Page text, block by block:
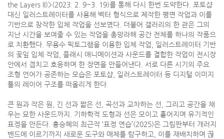
the Layers II)>(2023. 2. 9~3. 19)를 통해 다시 한번 도약한다. 포토샵
대신 일러스트레이터를 사용해 벡터 형식으로 제작한 평면 작업과 이를
기반으로 창작한 입체 작업을 선보였다. 더불어 갤러리의 한 관은 그의
지난 시간을 보여줄 수 있는 작업을 총망라해 공간 전체를 하나의 작품으
로 치환했다. 무용수 픽토그램을 이용한 입체 작업, 일러스트레이터 기반
의 꽃잎 입체 작업, 플래시 애니메이션과 사운드를 결합한 작업이 전시장
안에서 겹치고 호응하며 한 장면을 만들어낸다. 서로 다른 시기의 주요
조형 언어가 공존하는 모습은 포토샵, 일러스트레이터 등 디지털 이미지
툴의 레이어 구조를 떠올리게 한다.
큰 원과 작은 원, 긴 선과 짧은 선, 곡선과 교차하는 선, 그리고 공간을 채
우는 묘한 사운드까지. 기하학적 도형과 선은 모이고 흩어지며 유기적인
표정을 만든다. 홍승혜의 최근작 ‘표정 연습’(2025)은 그림판부터 개러지
밴드에 이르기까지 새로운 도구와 매체를 탐구하고, 이를 재배치하며 끊